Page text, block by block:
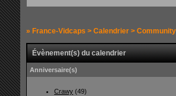
» France-Vidcaps >Calendrier >
Évènement(s) du calendrier
Anniversaire(s)
Crawy (49)